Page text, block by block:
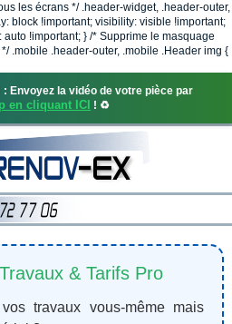
les écrans */ .header-widget, .header-outer,
block !important; visibility: visible !important;
!important; } /* Supprime le masquage
.mobile .header-outer, .mobile .Header img {
: Envoyez la vidéo de votre pièce par
en cliquant ICI ! ♻️
& Tarifs Pro
travaux vous-même mais